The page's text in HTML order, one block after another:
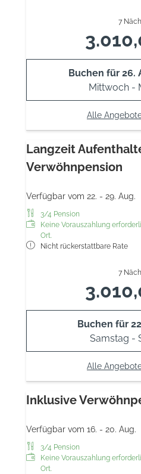
7
Buchen für 26.
Mittwoch -
Alle
Langzeit
Verwöhnpension
Verfügbar vom 22. - 29. Aug.
3/4 Pension
Keine Vorauszahlung
Ort.
Nicht rückerstattbare Rate
7
Buchen für
Samstag -
Alle
Inklusive
Verfügbar vom 16. - 20. Aug.
3/4 Pension
Keine Vorauszahlung
Ort.